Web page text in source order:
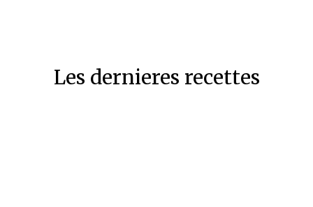
Les dernieres recettes